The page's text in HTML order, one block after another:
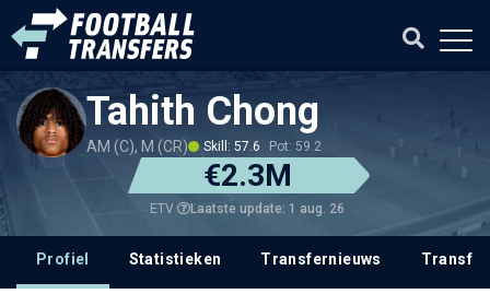
Tahith Chong
AM (C), M (CR) Skill: 57.6 Pot: 59.2
€2.3M
ETV Laatste update: 1 aug. 26
Profiel Statistieken Transfernieuws